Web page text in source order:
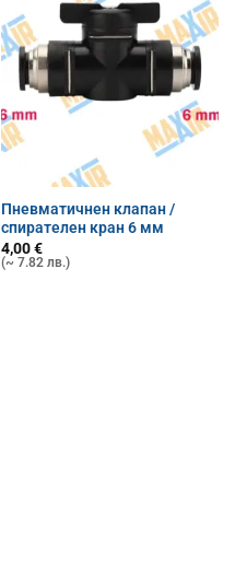
Пневматичнен клапан /
спирателен кран 6 мм
4,00€
(~ 7.82 лв.)